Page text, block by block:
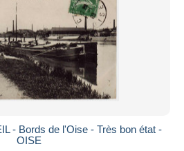
- Bords de l'Oise - Très bon état -
OISE